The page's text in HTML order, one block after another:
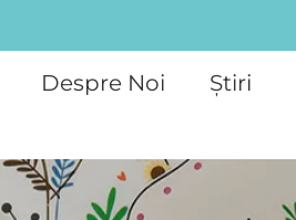
Despre Noi Știri